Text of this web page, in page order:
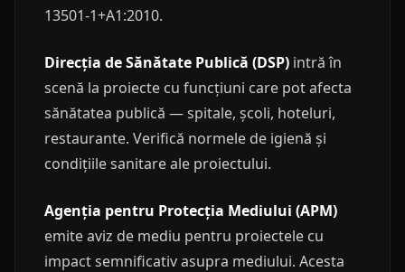
13501-1+A1:2010.
Direcția de Sănătate Publică (DSP) intră în
scenă la proiecte cu funcțiuni care pot afecta
sănătatea publică — spitale, școli, hoteluri,
restaurante. Verifică normele de igienă și
condițiile sanitare ale proiectului.
Agenția pentru Protecția Mediului (APM)
emite aviz de mediu pentru proiectele cu
impact semnificativ asupra mediului. Acesta